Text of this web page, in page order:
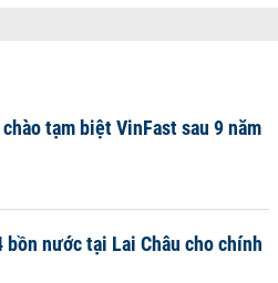
tạm biệt VinFast sau 9 năm
bồn nước tại Lai Châu cho chính